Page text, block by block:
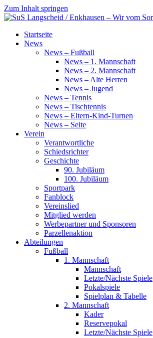
Zum Inhalt springen
SuS
Langscheid
Startseite
News
News – Fußball
News – 1. Mannschaft
News – 2. Mannschaft
News – Alte Herren
News – Jugend
News – Tennis
News – Tischtennis
News – Eltern-Kind-Turnen
News – Seite
Verein
Verantwortliche
Schiedsrichter
Geschichte
90. Jubiläum
100. Jubiläum
Sportpark
Fanblock
Vereinslied
Mitglied werden
Werbepartner und Sponsoren
Parzellenaktion
Abteilungen
Fußball
1. Mannschaft
Mannschaft
Letzte/Nächste Spiele
Pokalspiele
Spielplan & Tabelle
2. Mannschaft
Kader
Reservepokal
Letzte/Nächste Spiele